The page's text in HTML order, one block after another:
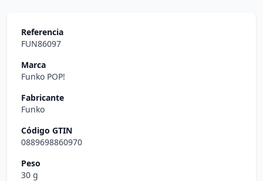
Referencia
FUN86097
Marca
Funko POP!
Fabricante
Funko
Código GTIN
0889698860970
Peso
30 g